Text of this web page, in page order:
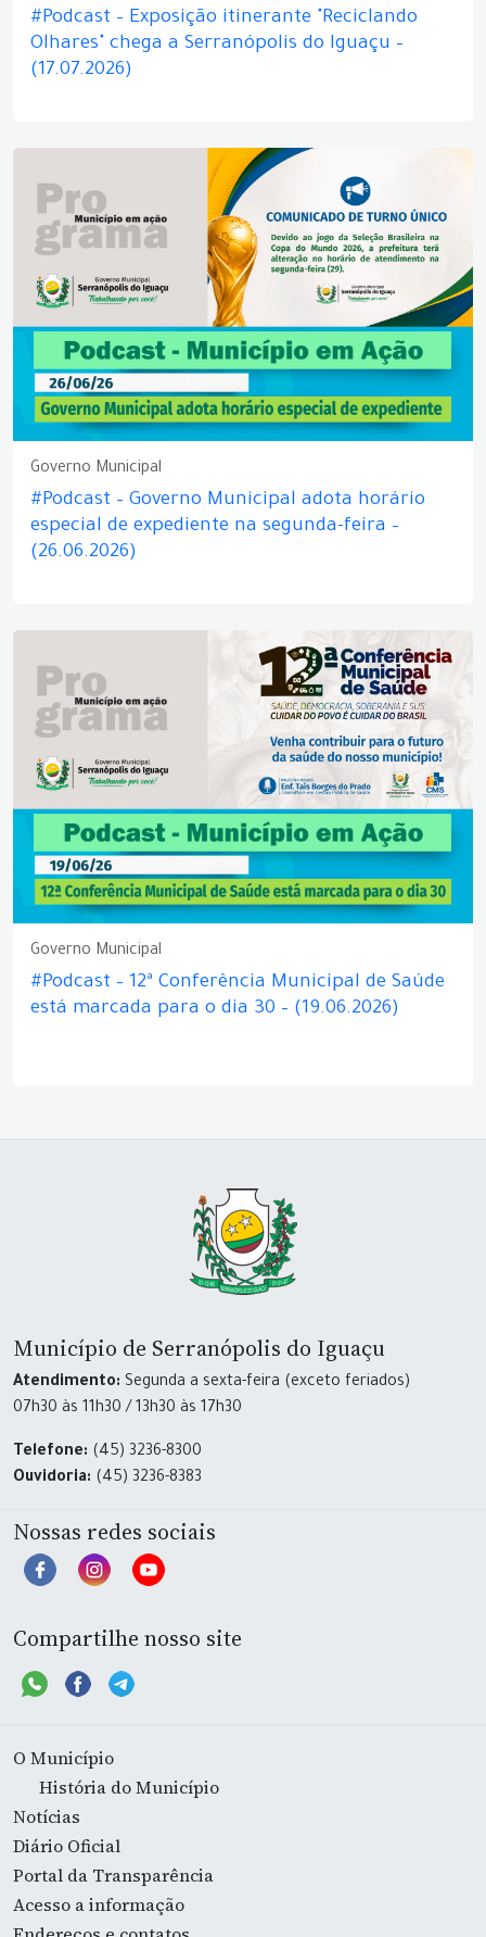
#Podcast – Exposição itinerante "Reciclando
Olhares" chega a Serranópolis do Iguaçu –
(17.07.2026)
Governo Municipal
#Podcast – Governo Municipal adota horário
especial de expediente na segunda-feira –
(26.06.2026)
Governo Municipal
#Podcast – 12ª Conferência Municipal de Saúde
está marcada para o dia 30 – (19.06.2026)
Município de Serranópolis do Iguaçu
Atendimento: Segunda a sexta-feira (exceto feriados)
07h30 às 11h30 / 13h30 às 17h30
Telefone: (45) 3236-8300
Ouvidoria: (45) 3236-8383
Nossas redes sociais
Compartilhe nosso site
O Município
História do Município
Notícias
Diário Oficial
Portal da Transparência
Acesso a informação